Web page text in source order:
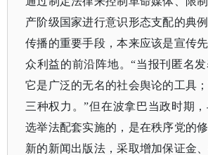
产阶级国家进行意识形态支配的典
传播的重要手段，本来应该是宣传
众利益的前沿阵地。“当报刊匿名发
它是广泛的无名的社会舆论的工具
三种权力。”但在波拿巴当政时期
选举法配套实施的，是在秩序党的
新的新闻出版法，采取增加保证金